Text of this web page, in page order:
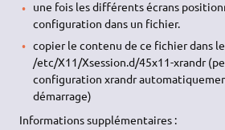
une fois les différents écrans
configuration dans un fichier.
copier le contenu de ce fichier dans
/etc/X11/Xsession.d/45x11-xrandr
configuration xrandr
démarrage)
Informations supplémentaires :